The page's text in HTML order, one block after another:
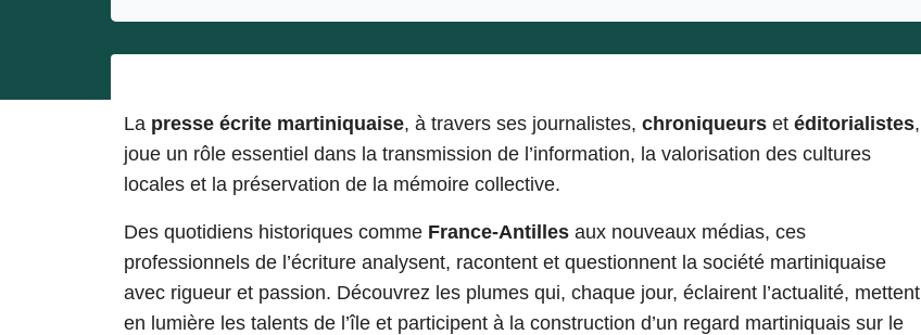
La presse écrite martiniquaise, à travers ses journalistes, chroniqueurs et éditorialistes,
joue un rôle essentiel dans la transmission de l’information, la valorisation des cultures
locales et la préservation de la mémoire collective.
Des quotidiens historiques comme France-Antilles aux nouveaux médias, ces
professionnels de l’écriture analysent, racontent et questionnent la société martiniquaise
avec rigueur et passion. Découvrez les plumes qui, chaque jour, éclairent l’actualité, mettent
en lumière les talents de l’île et participent à la construction d’un regard martiniquais sur le